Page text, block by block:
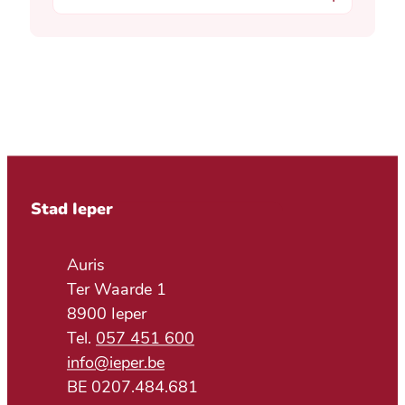
Contact & openingsuren
Stad Ieper
AdresAuris
Ter Waarde 1
,8900 Ieper
057 451 600
E-mailinfo@ieper.be
BTW nr.BE 0207.484.681